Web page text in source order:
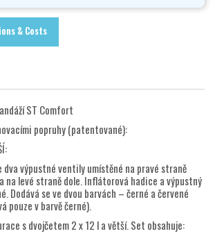
& Costs
ST Comfort
popruhy (patentované):
dva výpustné ventily umístěné na pravé straně
na levé straně dole. Inflátorová hadice a výpustný
Dodává se ve dvou barvách – černé a červené
pouze v barvě černé).
s dvojčetem 2 x 12 l a větší. Set obsahuje: